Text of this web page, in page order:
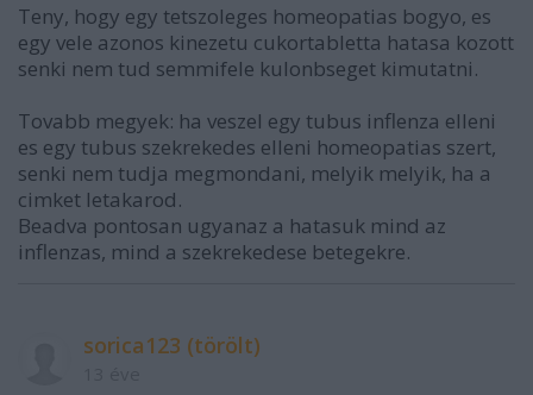
Teny, hogy egy tetszoleges homeopatias bogyo, es
egy vele azonos kinezetu cukortabletta hatasa kozott
senki nem tud semmifele kulonbseget kimutatni.
Tovabb megyek: ha veszel egy tubus inflenza elleni
es egy tubus szekrekedes elleni homeopatias szert,
senki nem tudja megmondani, melyik melyik, ha a
cimket letakarod.
Beadva pontosan ugyanaz a hatasuk mind az
inflenzas, mind a szekrekedese betegekre.
sorica123 (törölt)